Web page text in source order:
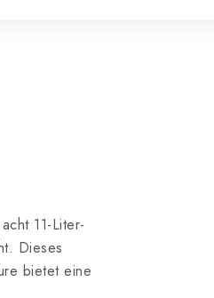
11-Liter-
Dieses
bietet eine